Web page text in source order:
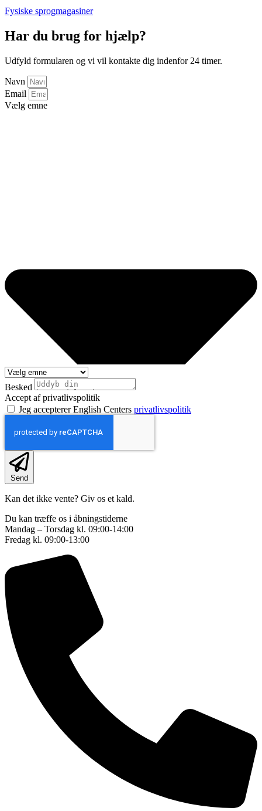
Fysiske sprogmagasiner
Har du brug for hjælp?
Udfyld formularen og vi vil kontakte dig indenfor 24 timer.
Navn
Email
Vælg emne
Besked
Accept af privatlivspolitik
Jeg accepterer English Centers privatlivspolitik
Send
Kan det ikke vente? Giv os et kald.
Du kan træffe os i åbningstiderne
Mandag – Torsdag kl. 09:00-14:00
Fredag kl. 09:00-13:00